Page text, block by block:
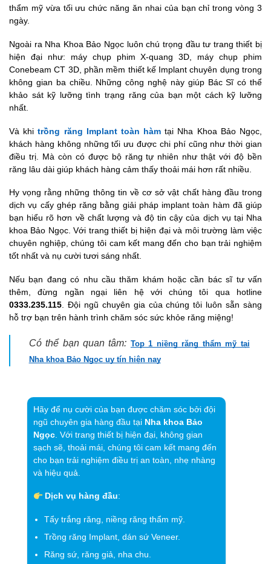
thẩm mỹ vừa tối ưu chức năng ăn nhai của bạn chỉ trong vòng 3
ngày.
Ngoài ra Nha Khoa Bảo Ngọc luôn chú trọng đầu tư trang thiết bị
hiện đại như: máy chụp phim X-quang 3D, máy chụp phim
Conebeam CT 3D, phần mềm thiết kế Implant chuyên dụng trong
không gian ba chiều. Những công nghệ này giúp Bác Sĩ có thể
khảo sát kỹ lưỡng tình trạng răng của bạn một cách kỹ lưỡng
nhất.
Và khi trồng răng Implant toàn hàm tại Nha Khoa Bảo Ngọc,
khách hàng không những tối ưu được chi phí cũng như thời gian
điều trị. Mà còn có được bộ răng tự nhiên như thật với độ bền
răng lâu dài giúp khách hàng cảm thấy thoải mái hơn rất nhiều.
Hy vọng rằng những thông tin về cơ sở vật chất hàng đầu trong
dịch vụ cấy ghép răng bằng giải pháp implant toàn hàm đã giúp
bạn hiểu rõ hơn về chất lượng và độ tin cậy của dịch vụ tại Nha
khoa Bảo Ngọc. Với trang thiết bị hiện đại và môi trường làm việc
chuyên nghiệp, chúng tôi cam kết mang đến cho bạn trải nghiệm
tốt nhất và nụ cười tươi sáng nhất.
Nếu bạn đang có nhu cầu thăm khám hoặc cần bác sĩ tư vấn
thêm, đừng ngần ngại liên hệ với chúng tôi qua hotline
0333.235.115 . Đội ngũ chuyên gia của chúng tôi luôn sẵn sàng
hỗ trợ bạn trên hành trình chăm sóc sức khỏe răng miệng!
Có thể bạn quan tâm: Top 1 niềng răng thẩm mỹ tại
Nha khoa Bảo Ngọc uy tín hiện nay
Hãy để nụ cười của bạn được chăm sóc bởi đội
ngũ chuyên gia hàng đầu tại Nha khoa Bảo
Ngọc . Với trang thiết bị hiện đại, không gian
sạch sẽ, thoải mái, chúng tôi cam kết mang đến
cho bạn trải nghiệm điều trị an toàn, nhẹ nhàng
và hiệu quả.
Dịch vụ hàng đầu:
Tẩy trắng răng, niềng răng thẩm mỹ.
Trồng răng Implant, dán sứ Veneer.
Răng sứ, răng giả, nha chu.